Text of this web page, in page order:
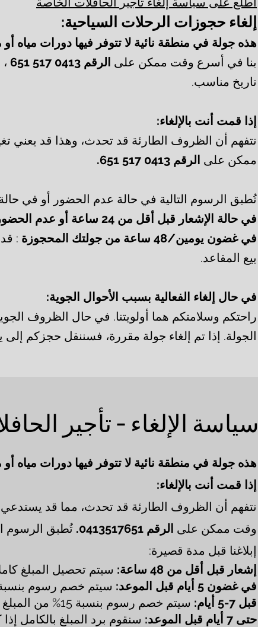
إلغاء حجوزات الرحلات السياحية:
هذه جولة في منطقة نائية لا تتوفر فيها دورات مياه أو
بنا في أسرع وقت ممكن على الرقم 0413 517 651
تاريخ مناسب.
إذا قمت أنت بالإلغاء:
نتفهم أن الظروف الطارئة قد تحدث، وهذا قد يعني
ممكن على الرقم 0413 517 651.
تُطبق الرسوم التالية في حالة عدم الحضور أو في
في حالة الإشعار قبل أقل من 24 ساعة أو عدم الحضور:
في غضون يومين/48 ساعة من جولتك المحجوزة
بيع المقاعد.
في حال إلغاء الفعالية بسبب الأحوال الجوية:
راحتكم وسلامتكم هما أولويتنا. في حال الظروف
الجولة. إذا تم إلغاء جولة مقررة، فسننقل حجزكم إلى
سياسة الإلغاء - تأجير
هذه جولة في منطقة نائية لا تتوفر فيها دورات مياه أو
إذا قمت أنت بالإلغاء:
نتفهم أن الظروف الطارئة قد تحدث، مما قد يستدعي
وقت ممكن على الرقم 0413517651.
تُطبق الرسوم
إبلاغنا قبل مدة قصيرة:
إشعار قبل أقل من 48 ساعة:
سيتم تحصيل المبلغ
في غضون 5 أيام قبل الموعد:
سيتم خصم رسوم بنسبة 30% من المبلغ
قبل 7-5 أيام:
سيتم خصم رسوم بنسبة 15% من المبلغ المدفوع.
حتى 7 أيام قبل الموعد:
سنقوم برد المبلغ بالكامل